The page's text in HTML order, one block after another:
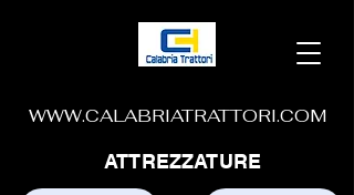
WWW.CALABRIATRATTORI.COM
ATTREZZATURE